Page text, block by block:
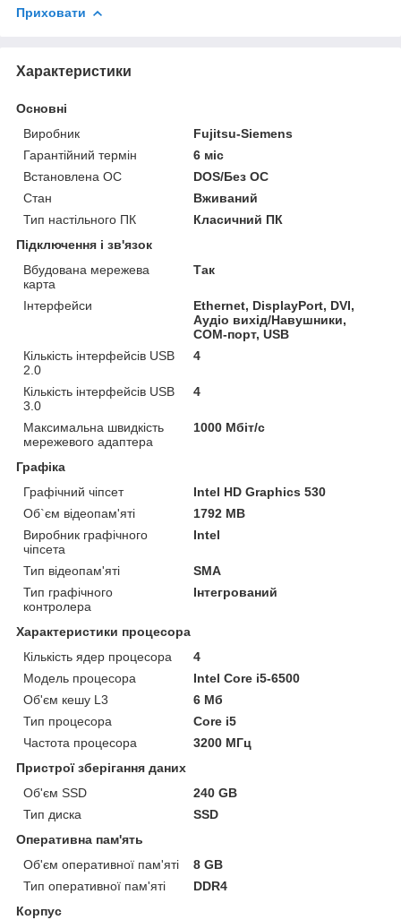
Приховати
Характеристики
Основні
Виробник
Fujitsu-Siemens
Гарантійний термін
6 міс
Встановлена ОС
DOS/Без ОС
Стан
Вживаний
Тип настільного ПК
Класичний ПК
Підключення і зв'язок
Вбудована мережева
карта
Так
Інтерфейси
Ethernet, DisplayPort, DVI,
Аудіо вихід/Навушники,
COM-порт, USB
Кількість інтерфейсів USB
2.0
4
Кількість інтерфейсів USB
3.0
4
Максимальна швидкість
мережевого адаптера
1000 Мбіт/с
Графіка
Графічний чіпсет
Intel HD Graphics 530
Об`єм відеопам'яті
1792 MB
Виробник графічного
чіпсета
Intel
Тип відеопам'яті
SMA
Тип графічного
контролера
Інтегрований
Характеристики процесора
Кількість ядер процесора
4
Модель процесора
Intel Core i5-6500
Об'єм кешу L3
6 Мб
Тип процесора
Core i5
Частота процесора
3200 МГц
Пристрої зберігання даних
Об'єм SSD
240 GB
Тип диска
SSD
Оперативна пам'ять
Об'єм оперативної пам'яті
8 GB
Тип оперативної пам'яті
DDR4
Корпус